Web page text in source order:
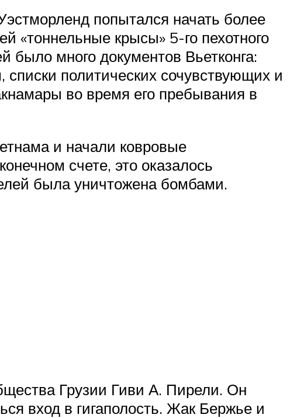
попытался начать более
«тоннельные крысы» 5-го пехотного
было много документов Вьетконга:
политических сочувствующих и
во время его пребывания в
и начали ковровые
счете, это оказалось
была уничтожена бомбами.
Грузии Гиви А. Пирели. Он
вход в гигаполость. Жак Бержье и